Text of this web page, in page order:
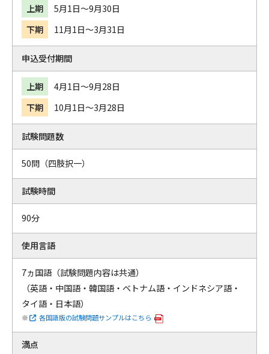
上期
5月1日～9月30日
下期
11月1日～3月31日
申込受付期間
上期
4月1日～9月28日
下期
10月1日～3月28日
試験問題数
50問（四肢択一）
試験時間
90分
使用言語
7ヵ国語（試験問題内容は共通）
（英語・中国語・韓国語・ベトナム語・インドネシア語・
タイ語・日本語）
各国語版の試験問題サンプルはこちら
満点